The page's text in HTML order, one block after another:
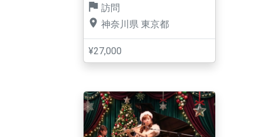
訪問
神奈川県 東京都
¥27,000